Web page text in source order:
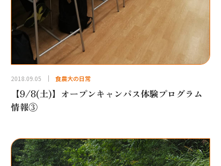
2018.09.05 食農大の日常
【9/8(土)】オープンキャンパス体験プログラム
情報③